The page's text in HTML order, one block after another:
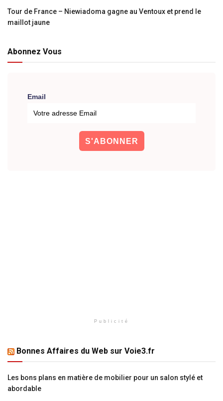
Tour de France – Niewiadoma gagne au Ventoux et prend le
maillot jaune
Abonnez Vous
Email
Publicité
Bonnes Affaires du Web sur Voie3.fr
Les bons plans en matière de mobilier pour un salon stylé et
abordable